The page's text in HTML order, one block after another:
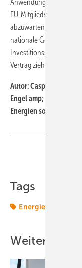
EU-Mitgliedsstaaten
abzuwarten, welche
nationale Gerichte aus
Investitionsschutz-
Vertrag ziehen werden.
Autor:Caspar Feest ist
Engel amp; Feest aus
Energien sowie auf
Tags
Energiewende 2.0
Weitere